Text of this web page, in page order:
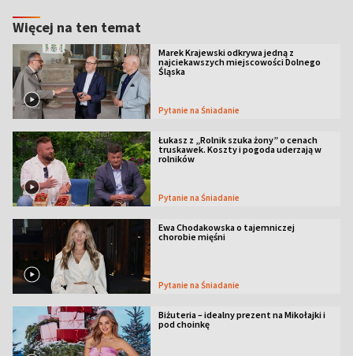
Więcej na ten temat
Marek Krajewski odkrywa jedną z
najciekawszych miejscowości Dolnego
Śląska
Pytanie na Śniadanie
Łukasz z „Rolnik szuka żony” o cenach
truskawek. Koszty i pogoda uderzają w
rolników
Pytanie na Śniadanie
Ewa Chodakowska o tajemniczej
chorobie mięśni
Pytanie na Śniadanie
Biżuteria – idealny prezent na Mikołajki i
pod choinkę